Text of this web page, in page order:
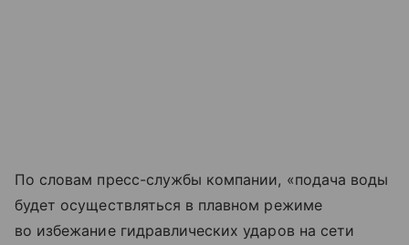
По словам пресс-службы компании, «подача воды
будет осуществляться в плавном режиме
во избежание гидравлических ударов на сети